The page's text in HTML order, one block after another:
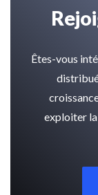
Êtes-vous
exploiter la